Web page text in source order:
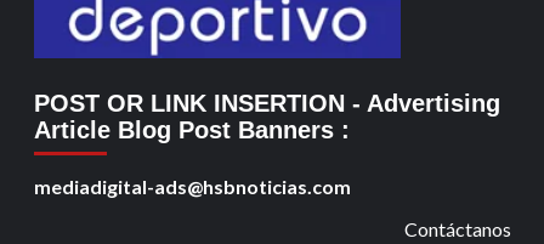
POST OR LINK INSERTION - Advertising
Article Blog Post Banners :
mediadigital-ads@hsbnoticias.com
Contáctanos